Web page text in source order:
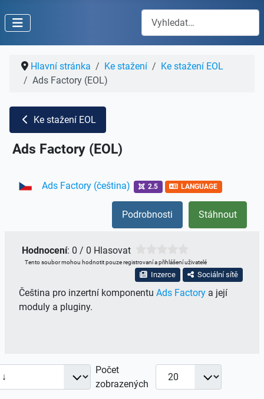
Hledat
Hlavní stránka Ke stažení
Ke stažení EOL
Ads Factory (EOL)
Ke stažení EOL
Ads Factory (EOL)
Ads Factory (čeština) 2.5 LANGUAGE
Stáhnout
Podrobnosti
Hodnocení: 0 / 0 Hlasovat
Tento soubor mohou hodnotit pouze registrovaní a přihlášení uživatelé
Inzerce Sociální sítě
Čeština pro inzertní komponentu Ads Factory a její
moduly a pluginy.
Počet
zobrazených